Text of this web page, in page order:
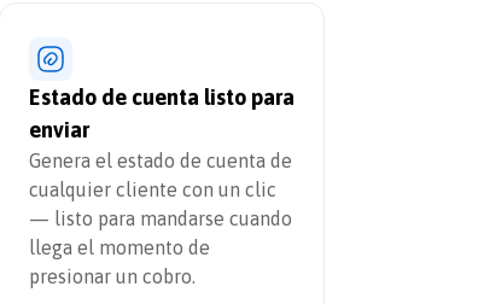
Estado de cuenta listo para
enviar
Genera el estado de cuenta de
cualquier cliente con un clic
— listo para mandarse cuando
llega el momento de
presionar un cobro.